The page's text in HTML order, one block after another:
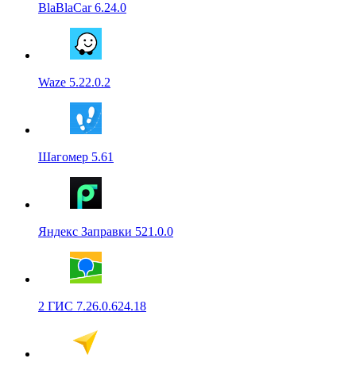
BlaBlaCar 6.24.0
Waze 5.22.0.2
Шагомер 5.61
Яндекс Заправки 521.0.0
2 ГИС 7.26.0.624.18